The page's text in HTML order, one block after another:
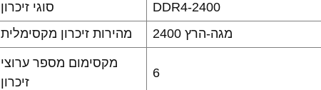
סוגי זיכרון
DDR4-2400
מהירות זיכרון מקסימלית
2400 מגה-הרץ
מקסימום מספר ערוצי
זיכרון
6